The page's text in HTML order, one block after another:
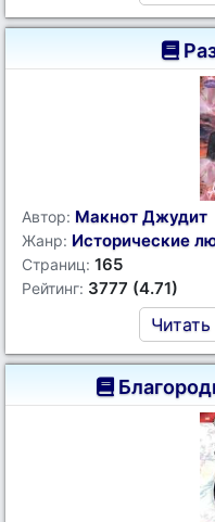
Автор: Макнот Джудит
Жанр: Исторические
Страниц: 165
Рейтинг: 3777 (4.71)
Читать